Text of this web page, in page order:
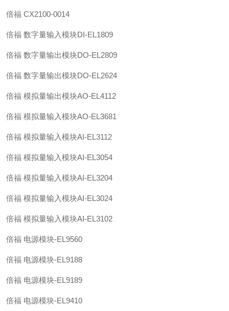
倍福 CX2100-0014
倍福 数字量输入模块DI-EL1809
倍福 数字量输出模块DO-EL2809
倍福 数字量输出模块DO-EL2624
倍福 模拟量输出模块AO-EL4112
倍福 模拟量输入模块AO-EL3681
倍福 模拟量输入模块AI-EL3112
倍福 模拟量输入模块AI-EL3054
倍福 模拟量输入模块AI-EL3204
倍福 模拟量输入模块AI-EL3024
倍福 模拟量输入模块AI-EL3102
倍福 电源模块-EL9560
倍福 电源模块-EL9188
倍福 电源模块-EL9189
倍福 电源模块-EL9410